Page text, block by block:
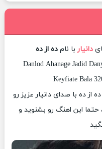
دانیار با نامده از ده
Danlod Ahanage Jadid
Keyfiate Bala
از ده با صدای دانیار عزیز رو
این اهنگ رو بشنوید و